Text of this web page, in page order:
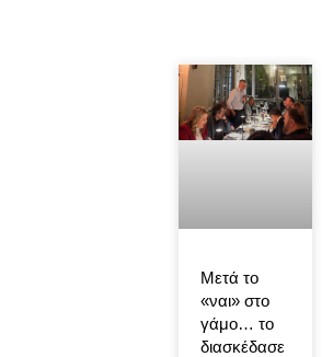
Μετά το
«ναι» στο
γάμο… το
διασκέδασε